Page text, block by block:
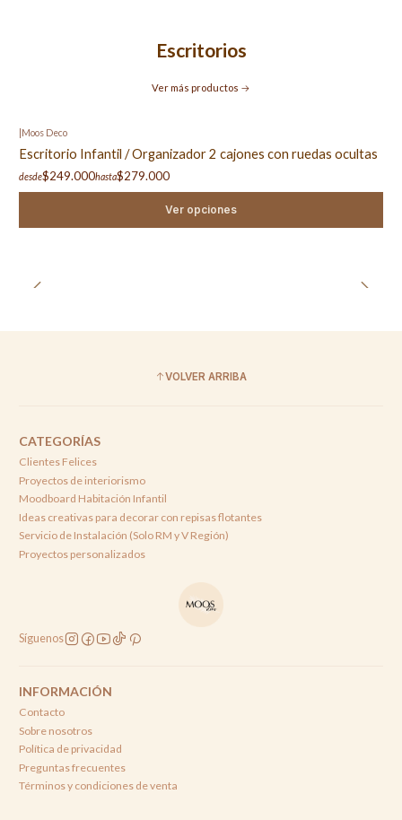
Escritorios
Ver más productos
Moos Deco
Escritorio Infantil / Organizador 2 cajones con ruedas ocultas
desde$249.000hasta$279.000
Ver opciones
VOLVER ARRIBA
CATEGORÍAS
Clientes Felices
Proyectos de interiorismo
Moodboard Habitación Infantil
Ideas creativas para decorar con repisas flotantes
Servicio de Instalación (Solo RM y V Región)
Proyectos personalizados
Síguenos
INFORMACIÓN
Contacto
Sobre nosotros
Política de privacidad
Preguntas frecuentes
Términos y condiciones de venta